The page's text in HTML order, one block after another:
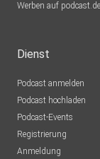
Werben auf podcast.de
Dienst
Podcast anmelden
Podcast hochladen
Podcast-Events
Registrierung
Anmeldung